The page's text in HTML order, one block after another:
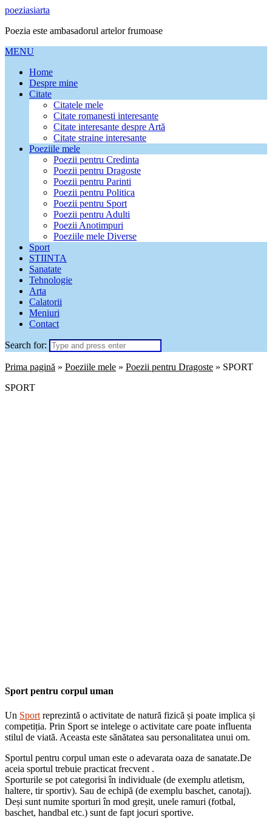
poeziasiarta
Poezia este ambasadorul artelor frumoase
MENU
Home
Despre mine
Citate
Citatele mele
Citate romanesti interesante
Citate interesante despre Artă
Citate straine interesante
Poeziile mele
Poezii pentru Credinta
Poezii pentru Dragoste
Poezii pentru Parinti
Poezii pentru Politica
Poezii pentru Sport
Poezii pentru Adulti
Poezii Anotimpuri
Poeziile mele Diverse
Sport
STIINTA
Sanatate
Tehnologie
Arta
Calatorii
Meniuri
Contact
Search for:
Prima pagină » Poeziile mele » Poezii pentru Dragoste » SPORT
SPORT
Sport pentru corpul uman
Un Sport reprezintă o activitate de natură fizică și poate implica și
competiția. Prin Sport se intelege o activitate care poate influenta
stilul de viată. Aceasta este sănătatea sau personalitatea unui om.
Sportul pentru corpul uman este o adevarata oaza de sanatate.De
aceia sportul trebuie practicat frecvent .
Sporturile se pot categorisi în individuale (de exemplu atletism,
haltere, tir sportiv). Sau de echipă (de exemplu baschet, canotaj).
Deși sunt numite sporturi în mod greșit, unele ramuri (fotbal,
baschet, handbal etc.) sunt de fapt jocuri sportive.